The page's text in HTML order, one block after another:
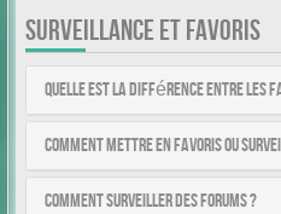
SURVEILLANCE ET FAVORIS
Quelle est la différence entre les
Comment mettre en favoris ou
Comment surveiller des forums ?